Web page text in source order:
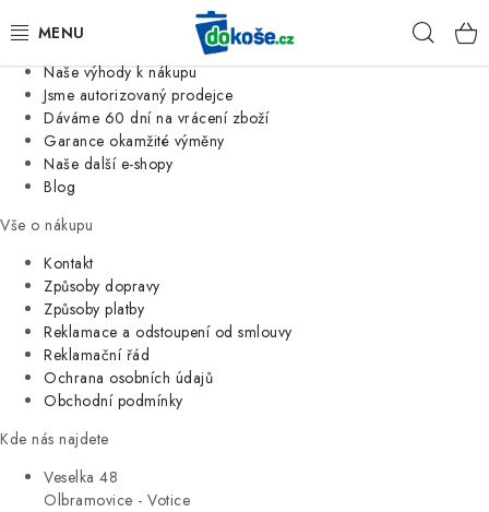
Jsme tradiční česká firma
Naše výhody k nákupu
Jsme autorizovaný prodejce
Dáváme 60 dní na vrácení zboží
Garance okamžité výměny
Naše další e-shopy
Blog
Vše o nákupu
Kontakt
Způsoby dopravy
Způsoby platby
Reklamace a odstoupení od smlouvy
Reklamační řád
Ochrana osobních údajů
Obchodní podmínky
Kde nás najdete
Veselka 48
Olbramovice - Votice
KOŠE
SÁČKY
KUCHYNĚ
ORGANIZACE
DOMÁCNOST
ÚKLID
VÝPRODEJ